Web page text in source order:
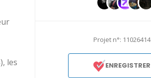
les
Projet n°: 11026414
ENREGISTRER